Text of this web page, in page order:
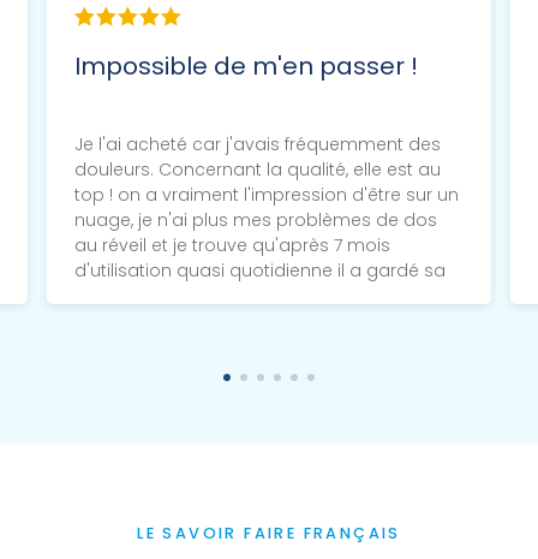
Impossible de m'en passer !
Je l'ai acheté car j'avais fréquemment des
douleurs. Concernant la qualité, elle est au
top ! on a vraiment l'impression d'être sur un
nuage, je n'ai plus mes problèmes de dos
au réveil et je trouve qu'après 7 mois
d'utilisation quasi quotidienne il a gardé sa
LE SAVOIR FAIRE FRANÇAIS